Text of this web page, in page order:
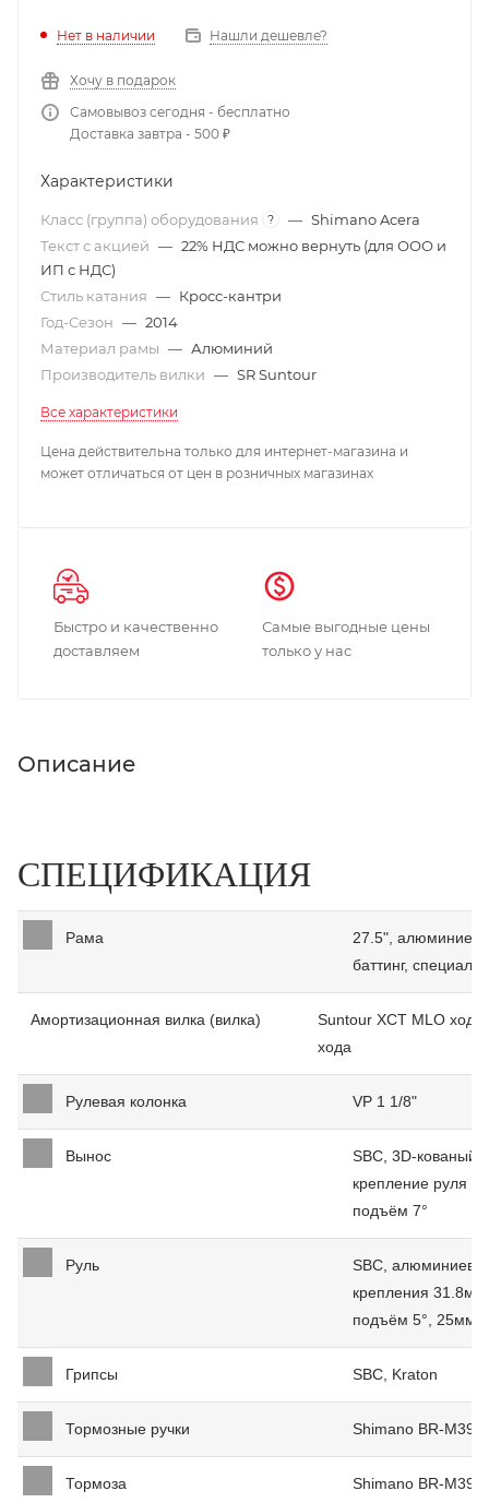
Нет в наличии Нашли дешевле?
Хочу в подарок
Самовывоз сегодня - бесплатно
Доставка завтра - 500 ₽
Характеристики
Класс (группа) оборудования ? — Shimano Acera
Текст с акцией — 22% НДС можно вернуть (для ООО и
ИП с НДС)
Стиль катания — Кросс-кантри
Год-Сезон — 2014
Материал рамы — Алюминий
Производитель вилки — SR Suntour
Все характеристики
Цена действительна только для интернет-магазина и
может отличаться от цен в розничных магазинах
Быстро и качественно
доставляем
Самые выгодные цены
только у нас
Описание
СПЕЦИФИКАЦИЯ
Рама
27.5",
баттинг,
Амортизационная вилка (вилка)
Suntour XCT MLO ход
хода
Рулевая колонка VP 1 1/8"
Вынос
SBC, 3D-кованый
крепление руля
подъём 7°
Руль
SBC,
крепления
подъём 5°, 25мм.
Грипсы SBC, Kraton
Тормозные ручки Shimano BR-M395
Тормоза Shimano BR-M395